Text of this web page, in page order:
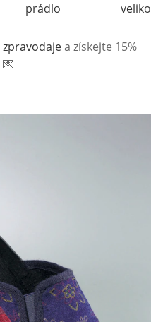
prádlo
zpravodajea získejte 15%
💌